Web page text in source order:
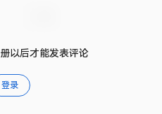
以后才能发表评论
登录